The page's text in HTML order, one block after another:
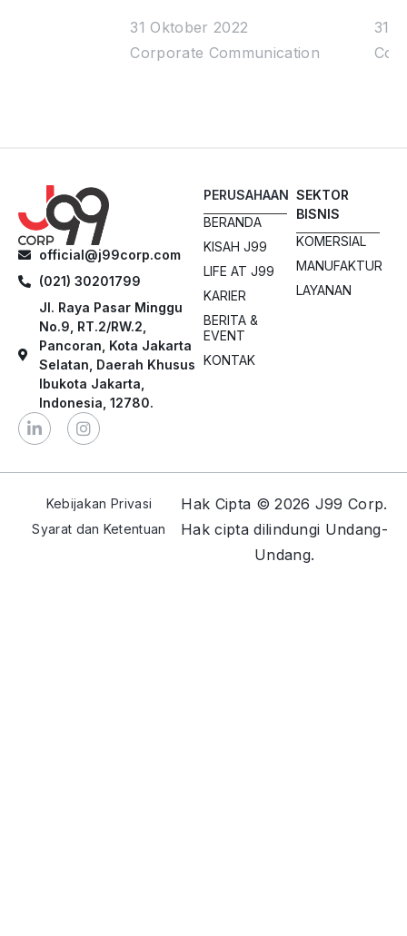
Hadiah dan Bintang
31 Oktober 2022
Corporate Communication
31
official@j99corp.com
(021) 30201799
Jl. Raya Pasar Minggu
No.9, RT.2/RW.2,
Pancoran, Kota Jakarta
Selatan, Daerah Khusus
Ibukota Jakarta,
Indonesia, 12780.
PERUSAHAAN
BERANDA
KISAH J99
LIFE AT J99
KARIER
BERITA &
EVENT
KONTAK
SEKTOR
BISNIS
KOMERSIAL
MANUFAKTUR
LAYANAN
Hak Cipta © 2026 J99 Corp.
Hak cipta dilindungi Undang-
Undang.
Kebijakan Privasi
Syarat dan Ketentuan